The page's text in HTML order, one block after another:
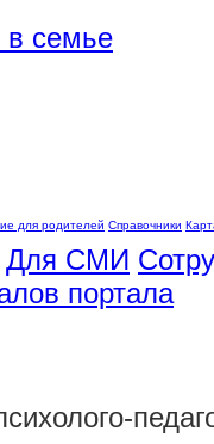
в семье
для родителей Справочники
Для СМИ
портала